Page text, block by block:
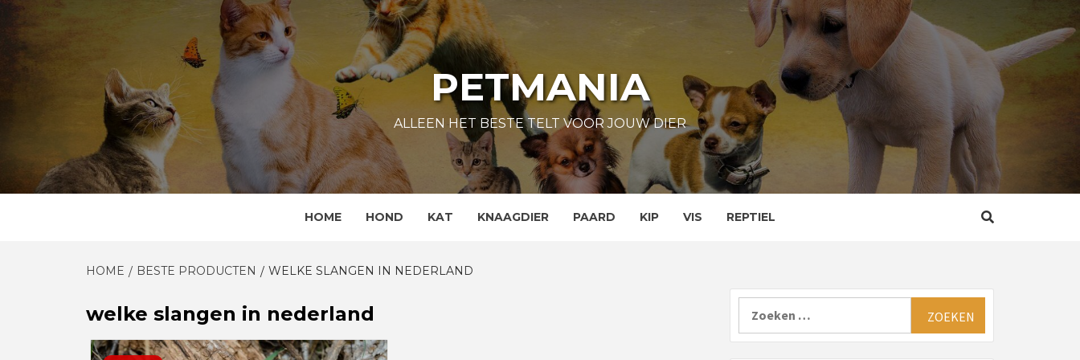
Skip
content
PETMANIA
ALLEEN HET BESTE TELT VOOR JOUW DIER
HOME HOND KAT KNAAGDIER PAARD KIP VIS REPTIEL
HOME BESTE PRODUCTEN WELKE SLANGEN IN NEDERLAND
welke slangen in nederland